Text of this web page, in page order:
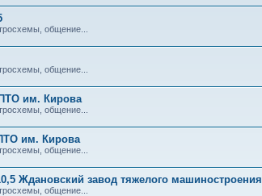
общение...
общение...
им. Кирова
общение...
им. Кирова
общение...
Ждановский завод тяжелого машиностроения
общение...